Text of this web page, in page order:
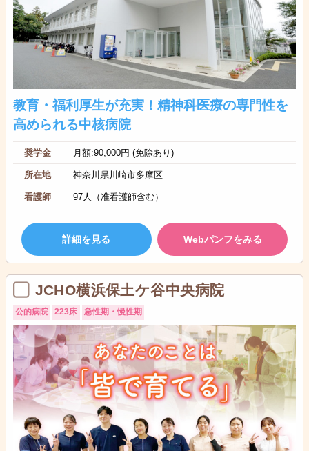
教育・福利厚生が充実！精神科医療の専門性を
高められる中核病院
奨学金 月額:90,000円 (免除あり)
所在地 神奈川県川崎市多摩区
看護師 97人（准看護師含む）
詳細を見る Webパンフをみる
JCHO横浜保土ケ谷中央病院
公的病院 223床 急性期・慢性期